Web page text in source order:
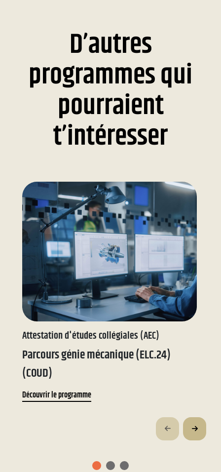
D’autres
programmes qui
pourraient
t’intéresser
Attestation d'études collégiales (AEC)
Parcours génie mécanique (ELC.24)
(COUD)
Découvrir le programme